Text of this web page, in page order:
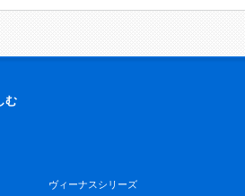
む
ヴィーナスシリーズ